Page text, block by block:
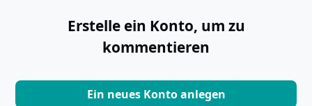
Erstelle ein Konto, um zu
kommentieren
Ein neues Konto anlegen